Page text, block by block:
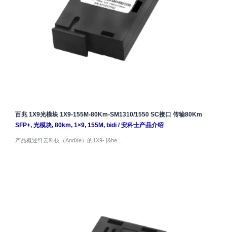
百兆 1X9光模块 1X9-155M-80Km-SM1310/1550 SC接口 传输80Km
SFP+, 光模块, 80km, 1×9, 155M, bidi/安科士产品介绍
产品概述纤云科技（AndXe）的1X9- [&he…